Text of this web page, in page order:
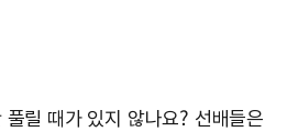
릴 때가 있지 않나요? 선배들은